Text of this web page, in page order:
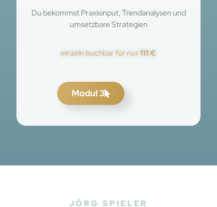
Du bekommst Praxisinput, Trendanalysen und
umsetzbare Strategien
einzeln buchbar für nur111 €
Modul 3
JÖRG SPIELER